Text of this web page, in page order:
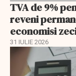
TVA de 9%
reveni
economisi
31 IULIE 2026